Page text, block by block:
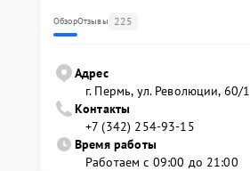
ОбзорОтзывы 225
Адрес
г. Пермь, ул. ​Революции, 60/1
Контакты
+7 (342) 254-93-15
Время работы
Работаем с 09:00 до 21:00